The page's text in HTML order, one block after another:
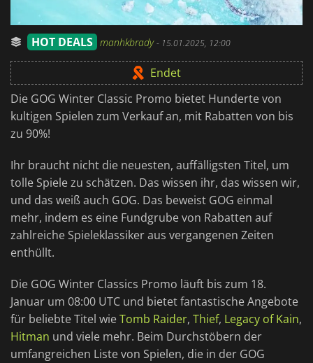
HOT DEALS manhkbrady- 15.01.2025, 12:00
Endet
Die GOG Winter Classic Promo bietet Hunderte von
kultigen Spielen zum Verkauf an, mit Rabatten von bis
zu 90%!
Ihr braucht nicht die neuesten, auffälligsten Titel, um
tolle Spiele zu schätzen. Das wissen ihr, das wissen wir,
und das weiß auch GOG. Das beweist GOG einmal
mehr, indem es eine Fundgrube von Rabatten auf
zahlreiche Spieleklassiker aus vergangenen Zeiten
enthüllt.
Die GOG Winter Classics Promo läuft bis zum 18.
Januar um 08:00 UTC und bietet fantastische Angebote
für beliebte Titel wieTomb Raider, Thief, Legacy of Kain,
Hitman und viele mehr. Beim Durchstöbern der
umfangreichen Liste von Spielen, die in der GOG